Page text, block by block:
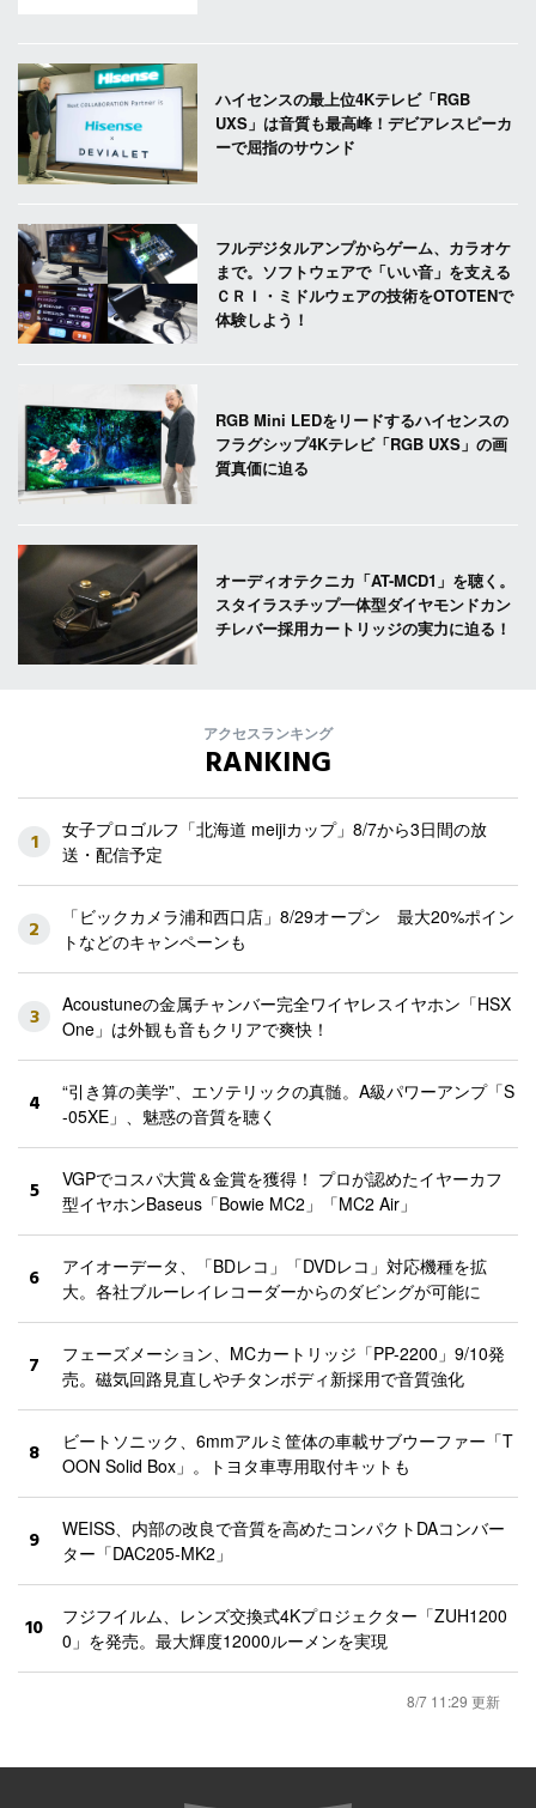
ハイセンスの最上位4Kテレビ「RGB
UXS」は音質も最高峰！デビアレスピーカ
ーで屈指のサウンド
フルデジタルアンプからゲーム、カラオケ
まで。ソフトウェアで「いい音」を支える
ＣＲＩ・ミドルウェアの技術をOTOTENで
体験しよう！
RGB Mini LEDをリードするハイセンスの
フラグシップ4Kテレビ「RGB UXS」の画
質真価に迫る
オーディオテクニカ「AT-MCD1」を聴く。
スタイラスチップ一体型ダイヤモンドカン
チレバー採用カートリッジの実力に迫る！
アクセスランキング
RANKING
1
女子プロゴルフ「北海道 meijiカップ」8/7から3日間の放
送・配信予定
2
「ビックカメラ浦和西口店」8/29オープン 最大20%ポイン
トなどのキャンペーンも
3
Acoustuneの金属チャンバー完全ワイヤレスイヤホン「HSX
One」は外観も音もクリアで爽快！
4
“引き算の美学”、エソテリックの真髄。A級パワーアンプ「S
-05XE」、魅惑の音質を聴く
5
VGPでコスパ大賞＆金賞を獲得！ プロが認めたイヤーカフ
型イヤホンBaseus「Bowie MC2」「MC2 Air」
6
アイオーデータ、「BDレコ」「DVDレコ」対応機種を拡
大。各社ブルーレイレコーダーからのダビングが可能に
7
フェーズメーション、MCカートリッジ「PP-2200」9/10発
売。磁気回路見直しやチタンボディ新採用で音質強化
8
ビートソニック、6mmアルミ筐体の車載サブウーファー「T
OON Solid Box」。トヨタ車専用取付キットも
9
WEISS、内部の改良で音質を高めたコンパクトDAコンバー
ター「DAC205-MK2」
10
フジフイルム、レンズ交換式4Kプロジェクター「ZUH1200
0」を発売。最大輝度12000ルーメンを実現
8/7 11:29 更新